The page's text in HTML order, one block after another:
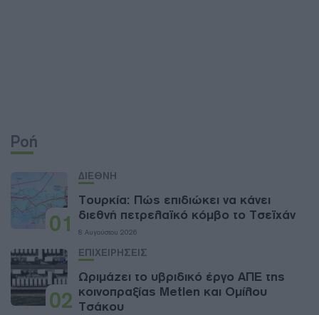
Ροή
01
ΔΙΕΘΝΗ
Τουρκία: Πώς επιδιώκει να κάνει
διεθνή πετρελαϊκό κόμβο το Τσεϊχάν
8 Αυγούστου 2026
02
ΕΠΙΧΕΙΡΗΣΕΙΣ
Ωριμάζει το υβριδικό έργο ΑΠΕ της
κοινοπραξίας Metlen και Ομίλου
Τσάκου